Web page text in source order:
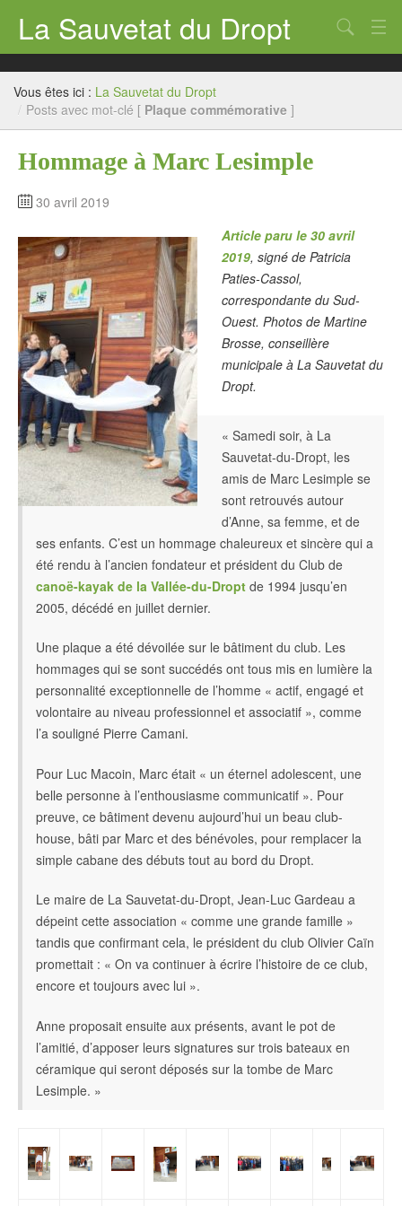
La Sauvetat du Dropt
Accueil
Mairie
Archives
Agenda 2026
Contact
Chercher
Vous êtes ici : La Sauvetat du Dropt
/ Posts avec mot-clé [ Plaque commémorative ]
Hommage à Marc Lesimple
30 avril 2019
Article paru le 30 avril
2019, signé de Patricia
Paties-Cassol,
correspondante du Sud-
Ouest. Photos de Martine
Brosse, conseillère
municipale à La Sauvetat du
Dropt.
« Samedi soir, à La
Sauvetat-du-Dropt, les
amis de Marc Lesimple se
sont retrouvés autour
d’Anne, sa femme, et de
ses enfants. C’est un hommage chaleureux et sincère qui a
été rendu à l’ancien fondateur et président du Club de
canoë-kayak de la Vallée-du-Dropt de 1994 jusqu’en
2005, décédé en juillet dernier.
Une plaque a été dévoilée sur le bâtiment du club. Les
hommages qui se sont succédés ont tous mis en lumière la
personnalité exceptionnelle de l’homme « actif, engagé et
volontaire au niveau professionnel et associatif », comme
l’a souligné Pierre Camani.
Pour Luc Macoin, Marc était « un éternel adolescent, une
belle personne à l’enthousiasme communicatif ». Pour
preuve, ce bâtiment devenu aujourd’hui un beau club-
house, bâti par Marc et des bénévoles, pour remplacer la
simple cabane des débuts tout au bord du Dropt.
Le maire de La Sauvetat-du-Dropt, Jean-Luc Gardeau a
dépeint cette association « comme une grande famille »
tandis que confirmant cela, le président du club Olivier Caïn
promettait : « On va continuer à écrire l’histoire de ce club,
encore et toujours avec lui ».
Anne proposait ensuite aux présents, avant le pot de
l’amitié, d’apposer leurs signatures sur trois bateaux en
céramique qui seront déposés sur la tombe de Marc
Lesimple. »